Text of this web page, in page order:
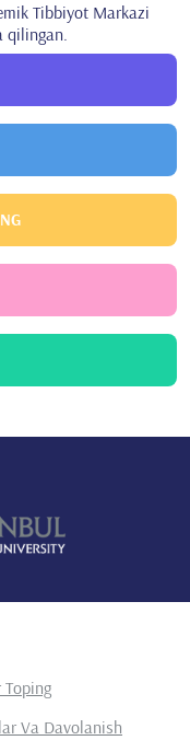
Tibbiyot Markazi
Toping
Va Davolanish